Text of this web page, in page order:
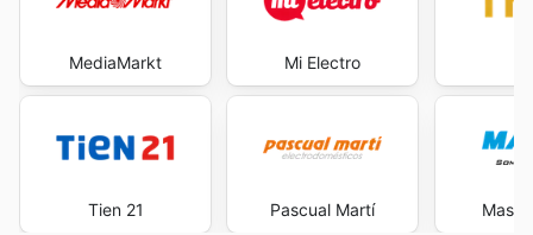
MediaMarkt
Tien 21
Mi Electro
Pascual Martí